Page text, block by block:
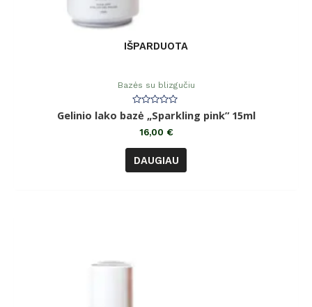
IŠPARDUOTA
Bazės su blizgučiu
Įvertinimas:
0
Gelinio lako bazė „Sparkling pink” 15ml
16,00 €
DAUGIAU